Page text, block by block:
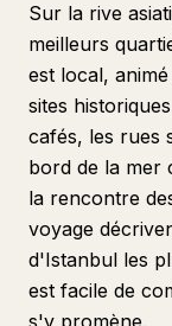
Sur la rive
meilleurs
est local,
sites
cafés, les rues
bord de la mer
la rencontre
voyage
d'Istanbul les
est facile de
s'y promène.